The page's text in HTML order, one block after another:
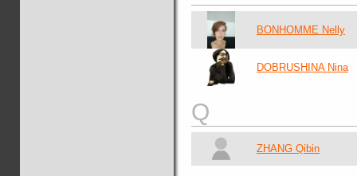
BONHOMME Nelly
DOBRUSHINA Nina
Q
ZHANG Qibin